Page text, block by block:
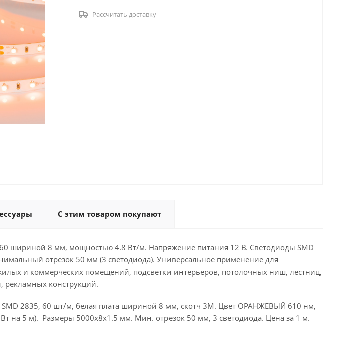
Рассчитать доставку
С этим товаром покупают
шириной 8 мм, мощностью 4.8 Вт/м. Напряжение питания 12 В. Светодиоды SMD
отрезок 50 мм (3 светодиода). Универсальное применение для
и коммерческих помещений, подсветки интерьеров, потолочных ниш, лестниц,
рекламных конструкций.
SMD 2835, 60 шт/м, белая плата шириной 8 мм, скотч 3M. Цвет ОРАНЖЕВЫЙ 610 нм,
на 5 м). Размеры 5000x8x1.5 мм. Мин. отрезок 50 мм, 3 светодиода. Цена за 1 м.